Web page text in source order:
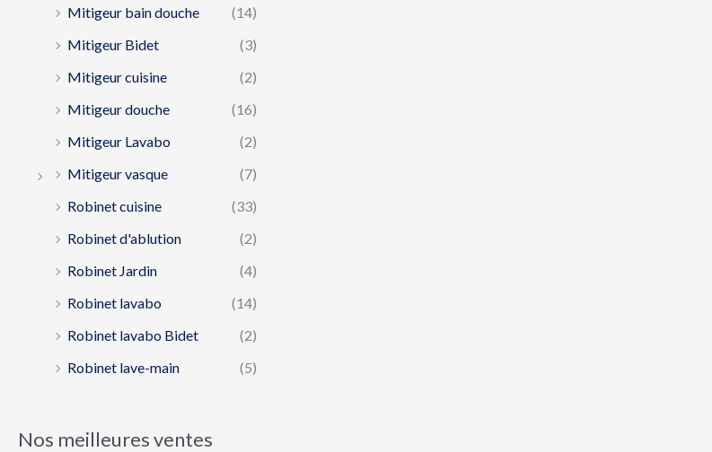
Mitigeur bain douche
(14)
Mitigeur Bidet
(3)
Mitigeur cuisine
(2)
Mitigeur douche
(16)
Mitigeur Lavabo
(2)
Mitigeur vasque
(7)
Robinet cuisine
(33)
Robinet d'ablution
(2)
Robinet Jardin
(4)
Robinet lavabo
(14)
Robinet lavabo Bidet
(2)
Robinet lave-main
(5)
Nos meilleures ventes